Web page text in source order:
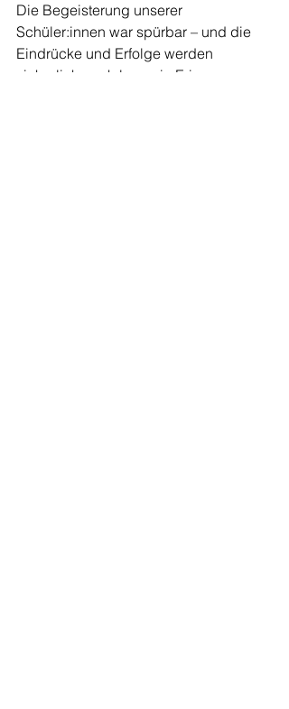
Die Begeisterung unserer
Schüler:innen war spürbar – und die
Eindrücke und Erfolge werden
sicherlich noch lange in Erinnerung